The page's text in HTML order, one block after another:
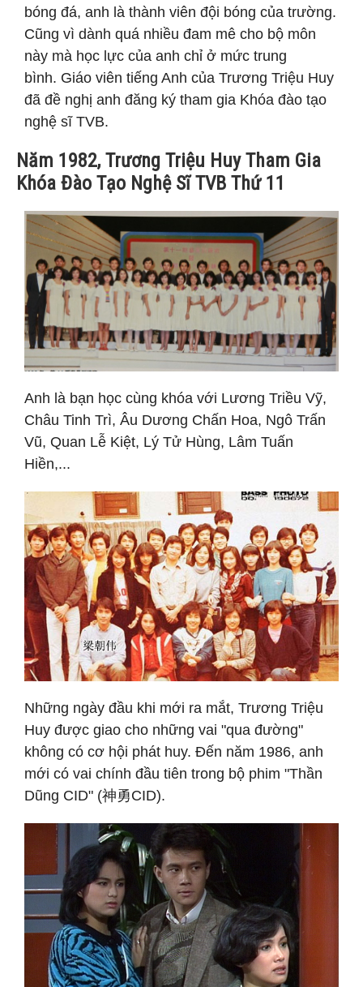
bóng đá, anh là thành viên đội bóng của trường.
Cũng vì dành quá nhiều đam mê cho bộ môn
này mà học lực của anh chỉ ở mức trung
bình. Giáo viên tiếng Anh của Trương Triệu Huy
đã đề nghị anh đăng ký tham gia Khóa đào tạo
nghệ sĩ TVB.
Năm 1982, Trương Triệu Huy Tham Gia
Khóa Đào Tạo Nghệ Sĩ TVB Thứ 11
Anh là bạn học cùng khóa với Lương Triều Vỹ,
Châu Tinh Trì, Âu Dương Chấn Hoa, Ngô Trấn
Vũ, Quan Lễ Kiệt, Lý Tử Hùng, Lâm Tuấn
Hiền,...
Những ngày đầu khi mới ra mắt, Trương Triệu
Huy được giao cho những vai "qua đường"
không có cơ hội phát huy. Đến năm 1986, anh
mới có vai chính đầu tiên trong bộ phim "Thần
Dũng CID" (神勇CID).